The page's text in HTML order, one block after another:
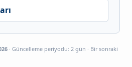
· Güncelleme periyodu: 2 gün · Bir sonraki